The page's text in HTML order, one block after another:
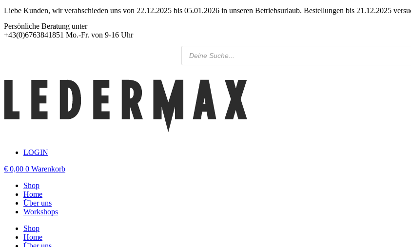
Zum
Inhalt
springen
Liebe Kunden, wir verabschieden uns von 22.12.2025 bis 05.01.2026 in unseren Betriebsurlaub. Bestellungen bis 21.12.2025
Persönliche Beratung unter
+43(0)6763841851 Mo.-Fr. von 9-16 Uhr
Products
search
LOGIN
€ 0,00 0 Warenkorb
Shop
Home
Über uns
Workshops
Shop
Home